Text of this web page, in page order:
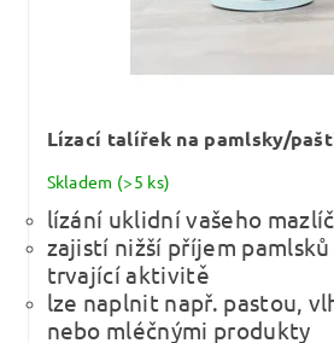
Lízací talířek na pamlsky/
Skladem (>5 ks)
lízání uklidní vašeho
zajistí nižší příjem
trvající aktivitě
lze naplnit např. pastou,
nebo mléčnými produkty